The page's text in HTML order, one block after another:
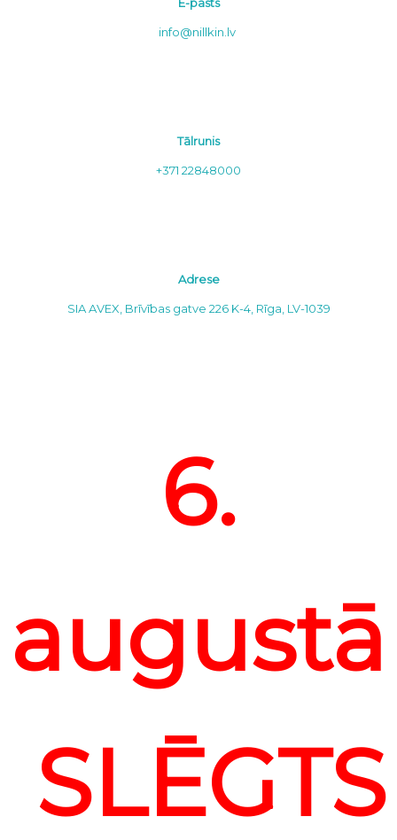
info@nillkin.lv
Tālrunis
+371 22848000
Adrese
SIA AVEX, Brīvības gatve 226 K-4, Rīga, LV-1039
6.
SLĒGTS